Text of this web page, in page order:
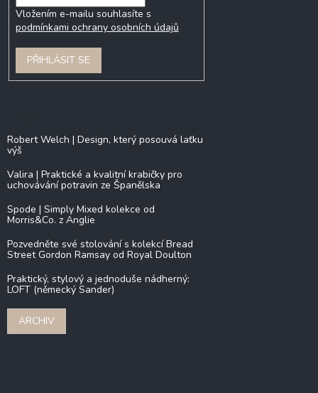
Vložením e-mailu souhlasíte s
podmínkami ochrany osobních údajů
PŘIHLÁSIT SE
Robert Welch | Design, který posouvá laťku
výš
Valira | Praktické a kvalitní krabičky pro
uchovávání potravin ze Španělska
Spode | Simply Mixed kolekce od
Morris&Co. z Anglie
Pozvedněte své stolování s kolekcí Bread
Street Gordon Ramsay od Royal Doulton
Praktický, stylový a jednoduše nádherný:
LOFT (německý Sander)
ARCHIV